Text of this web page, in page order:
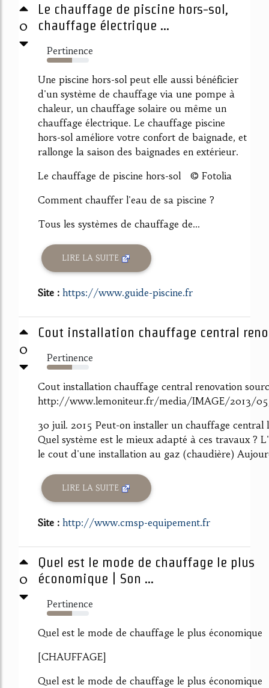
0
Le chauffage de piscine hors-sol,
chauffage électrique ...
Pertinence
60%
Une piscine hors-sol peut elle aussi bénéficier
d'un système de chauffage via une pompe à
chaleur, un chauffage solaire ou même un
chauffage électrique. Le chauffage piscine
hors-sol améliore votre confort de baignade, et
rallonge la saison des baignades en extérieur.
Le chauffage de piscine hors-sol © Fotolia
Comment chauffer l'eau de sa piscine ?
Tous les systèmes de chauffage de...
LIRE LA SUITE
Site : https://www.guide-piscine.fr
0
Cout installation chauffage central
Pertinence
60%
Cout installation chauffage central renovation
http://www.lemoniteur.fr/media/IMAGE/2013/
30 juil. 2015 Peut-on installer un chauffage central
Quel système est le mieux adapté à ces travaux ?
le cout d'une installation au gaz (chaudière)
LIRE LA SUITE
Site : http://www.cmsp-equipement.fr
0
Quel est le mode de chauffage le plus
économique | Son ...
Pertinence
60%
Quel est le mode de chauffage le plus économique
[CHAUFFAGE]
Quel est le mode de chauffage le plus économique